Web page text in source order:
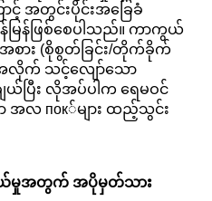
င့် အတွင်းပိုင်းအခြေခံ
မြန်ဖြစ်စေပါသည်။ ကာကွယ်
စား (စိုစွတ်ခြင်း/တိုက်ခိုက်
) အလိုက် သင့်လျော်သော
ျယ်ပြီး လိုအပ်ပါက ရေမဝင်
လ пок်များ ထည့်သွင်း
ယ်မှုအတွက် အပိုမှတ်သား